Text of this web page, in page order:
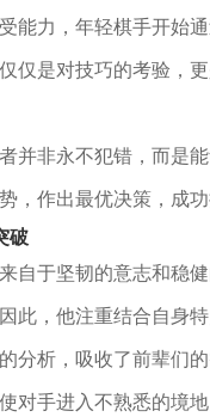
能力，年轻棋手开始
仅是对技巧的考验，
并非永不犯错，而是
，作出最优决策，成
破
自于坚韧的意志和稳
此，他注重结合自身
分析，吸收了前辈们
对手进入不熟悉的境